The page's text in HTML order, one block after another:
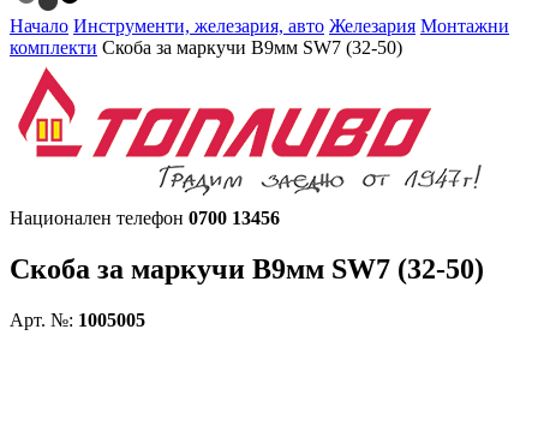
Начало Инструменти, железария, авто Железария Монтажни
комплекти Скоба за маркучи В9мм SW7 (32-50)
Национален телефон 0700 13456
Скоба за маркучи В9мм SW7 (32-50)
Арт. №: 1005005